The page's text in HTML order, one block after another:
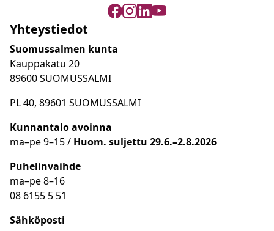
Yhteystiedot
Suomussalmen kunta
Kauppakatu 20
89600 SUOMUSSALMI
PL 40, 89601 SUOMUSSALMI
Kunnantalo avoinna
ma–pe 9–15 / Huom. suljettu 29.6.–2.8.2026
Puhelinvaihde
ma–pe 8–16
08 6155 5 51
Sähköposti